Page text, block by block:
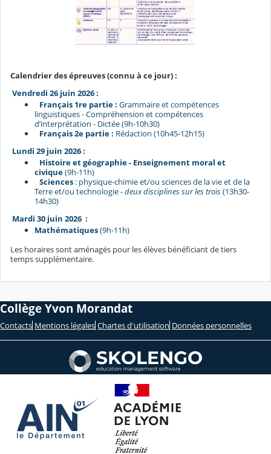
Calendrier des épreuves (connu à ce jour) :
Vendredi 26 juin 2026 :
Français 1re partie : Grammaire et compétences
linguistiques - Compréhension et compétences
d’interprétation - Dictée (9h-10h30)
Français 2e partie : Rédaction (10h45-12h15)
Lundi 29 juin 2026 :
Histoire et géographie - Enseignement moral et
civique(9h-11h)
Sciences : physique-chimie et/ou sciences de la vie et de la
Terre et/ou technologie -deux disciplines sur les trois(13h30-
14h30)
Mardi 30 juin 2026 :
Mathématiques(9h-11h)
Les horaires sont aménagés pour les élèves bénéficiant de tiers
temps supplémentaire.
Collège Yvon Morandat
Contacts Mentions légales Chartes d'utilisation Données personnelles